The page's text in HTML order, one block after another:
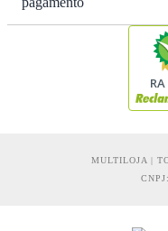
MULTILOJA |